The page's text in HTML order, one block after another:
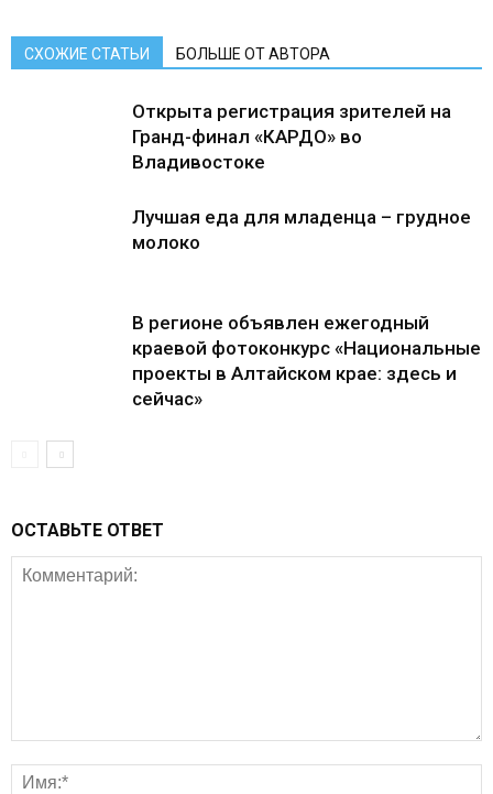
СХОЖИЕ СТАТЬИ БОЛЬШЕ ОТ АВТОРА
Открыта регистрация зрителей на
Гранд-финал «КАРДО» во
Владивостоке
Лучшая еда для младенца – грудное
молоко
В регионе объявлен ежегодный
краевой фотоконкурс «Национальные
проекты в Алтайском крае: здесь и
сейчас»
ОСТАВЬТЕ ОТВЕТ